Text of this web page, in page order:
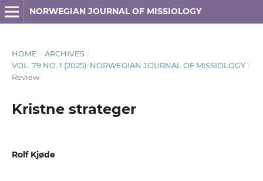
NORWEGIAN JOURNAL OF MISSIOLOGY
HOME / ARCHIVES /
VOL. 79 NO. 1 (2025): NORWEGIAN JOURNAL OF MISSIOLOGY /
Review
Kristne strateger
Rolf Kjøde